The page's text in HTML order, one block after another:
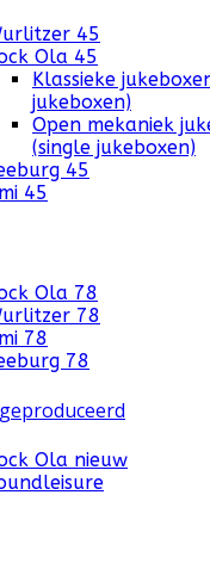
45
Ola 45
Klassieke
jukeboxen)
Open mekaniek
(single jukeboxen)
45
45
Ola 78
78
78
78
Ola nieuw